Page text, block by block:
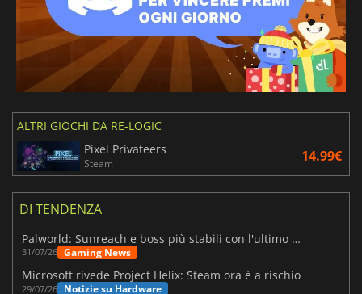
ALTRI GIOCHI DA RE-LOGIC
Pixel Privateers
Steam 14.99€
DI TENDENZA
Palworld: Sunreach e boss più stabili con l'ultimo update
31/07/26 Gaming News
Microsoft rivede Project Helix: Steam ora è a rischio
29/07/26 Notizie su Hardware